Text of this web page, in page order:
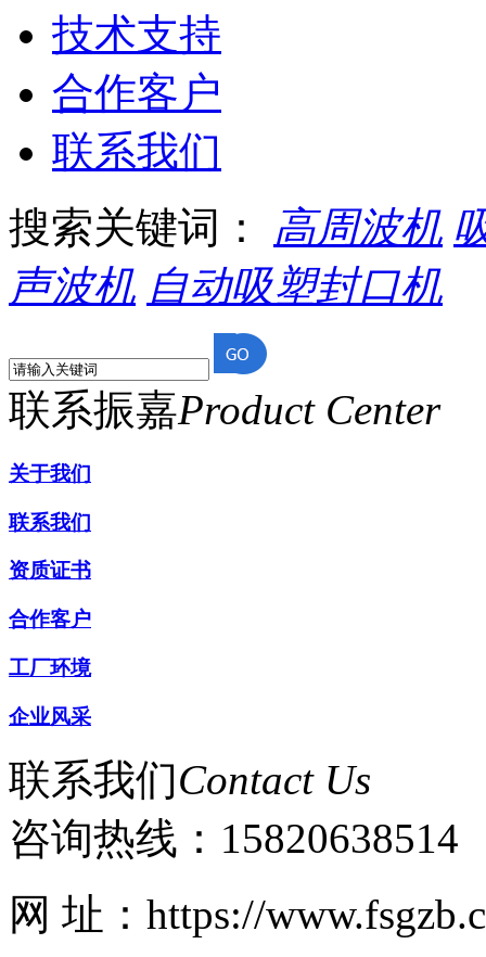
技术支持
合作客户
联系我们
搜索关键词： 高周波机
声波机 自动吸塑封口机
联系振嘉Product Center
关于我们
联系我们
资质证书
合作客户
工厂环境
企业风采
联系我们Contact Us
咨询热线： 15820638514
网 址：https://